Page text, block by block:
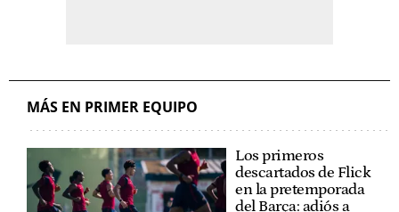
MÁS EN PRIMER EQUIPO
Los primeros
descartados de Flick
en la pretemporada
del Barça: adiós a